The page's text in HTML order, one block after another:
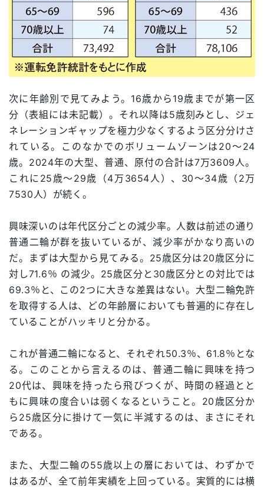
次に年齢別で見てみよう。16歳から19歳までが第一区
分（表組には未記載）。それ以降は5歳刻みとし、ジェ
ネレーションギャップを極力少なくするよう区分分けさ
れている。このなかでのボリュームゾーンは20～24
歳。2024年の大型、普通、原付の合計は7万3609人。
これに25歳～29歳（4万3654人）、30～34歳（2万
7530人）が続く。
興味深いのは年代区分ごとの減少率。人数は前述の通り
普通二輪が群を抜いているが、減少率がかなり高いの
だ。まずは大型から見てみる。25歳区分は20歳区分に
対し71.6％ の減少。25歳区分と30歳区分との対比では
69.3％と、この2つに大きな差異はない。大型二輪免許
を取得する人は、どの年齢層においても普遍的に存在し
ていることがハッキリと分かる。
これが普通二輪になると、それぞれ50.3％、61.8％とな
る。このことから言えるのは、普通二輪に興味を持つ
20代は、興味を持ったら飛びつくが、時間の経過とと
もに興味の度合いは弱くなるということ。20歳区分か
ら25歳区分に掛けて一気に半減するのは、まさにそれ
である。
また、大型二輪の55歳以上の層においては、わずかで
はあるが、全て前年実績を上回っている。実質的には横